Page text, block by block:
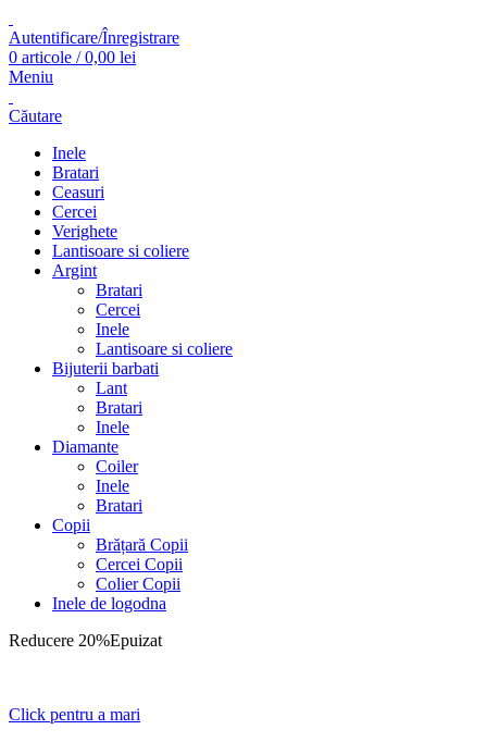
Autentificare/Înregistrare
0 articole / 0,00 lei
Meniu
Căutare
Inele
Bratari
Ceasuri
Cercei
Verighete
Lantisoare si coliere
Argint
Bratari
Cercei
Inele
Lantisoare si coliere
Bijuterii barbati
Lant
Bratari
Inele
Diamante
Coiler
Inele
Bratari
Copii
Brățară Copii
Cercei Copii
Colier Copii
Inele de logodna
Reducere 20%Epuizat
Click pentru a mari